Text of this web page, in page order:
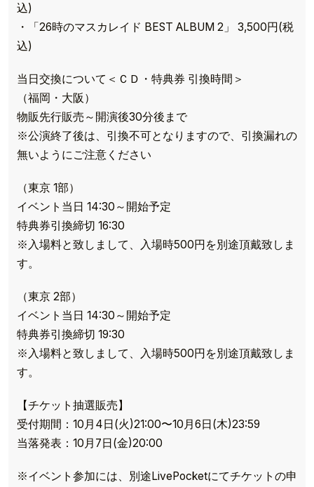
込)
・「26時のマスカレイド BEST ALBUM 2」 3,500円(税
込)
当日交換について＜ＣＤ・特典券 引換時間＞
（福岡・大阪）
物販先行販売～開演後30分後まで
※公演終了後は、引換不可となりますので、引換漏れの
無いようにご注意ください
（東京 1部）
イベント当日 14:30～開始予定
特典券引換締切 16:30
※入場料と致しまして、入場時500円を別途頂戴致しま
す。
（東京 2部）
イベント当日 14:30～開始予定
特典券引換締切 19:30
※入場料と致しまして、入場時500円を別途頂戴致しま
す。
【チケット抽選販売】
受付期間：10月4日(火)21:00〜10月6日(木)23:59
当落発表：10月7日(金)20:00
※イベント参加には、別途LivePocketにてチケットの申